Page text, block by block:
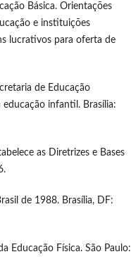
Básica. Orientações
e instituições
lucrativos para oferta de
de Educação
infantil. Brasília:
as Diretrizes e Bases
de 1988. Brasília, DF:
Educação Física. São Paulo: